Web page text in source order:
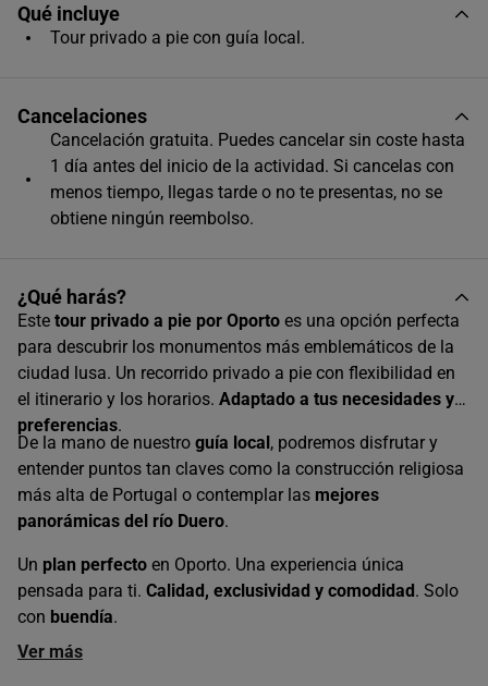
10-13 personas
Grupo
14-25 personas - +
26-30 personas
Grupo
31-40 personas - +
AGOSTO 2026
L
M X J V S D
3
4 5 6 7 8
9
10
11
17
Qué incluye
Tour privado a pie con guía local.
Cancelaciones
Cancelación gratuita. Puedes cancelar sin coste hasta
1 día antes del inicio de la actividad. Si cancelas con
menos tiempo, llegas tarde o no te presentas, no se
obtiene ningún reembolso.
¿Qué harás?
Este tour privado a pie por Oporto es una opción perfecta
para descubrir los monumentos más emblemáticos de la
ciudad lusa. Un recorrido privado a pie con flexibilidad en
el itinerario y los horarios. Adaptado a tus necesidades y
preferencias.
De la mano de nuestro guía local, podremos disfrutar y
entender puntos tan claves como la construcción religiosa
más alta de Portugal o contemplar las mejores
panorámicas del río Duero.
Un plan perfecto en Oporto. Una experiencia única
pensada para ti. Calidad, exclusividad y comodidad. Solo
con buendía.
Ver más